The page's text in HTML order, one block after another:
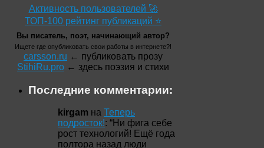
Активность пользователей 🚀
ТОП-100 рейтинг публикаций ⭐
Вы писатель, поэт, начинающий автор?
Ищете где опубликовать свои работы в интернете?!
carsson.ru ← публиковать прозу
StihiRu.pro ← здесь поэзия и стихи
Последние комментарии:
kirgam на Теперь
подросток!: “Ни фига себе
рост технологий! Ещё года
полтора назад люди